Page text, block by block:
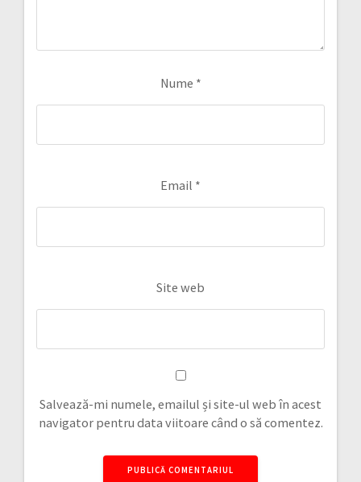
Nume *
Email *
Site web
Salvează-mi numele, emailul și site-ul web în acest
navigator pentru data viitoare când o să comentez.